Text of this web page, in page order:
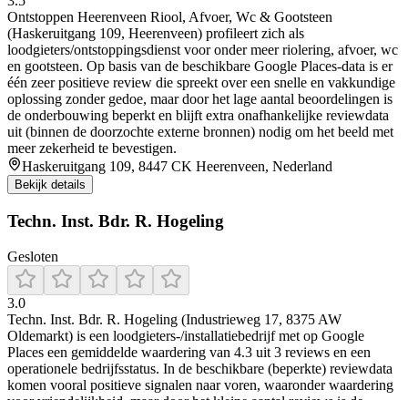
Ontstoppen Heerenveen Riool, Afvoer, Wc & Gootsteen
(Haskeruitgang 109, Heerenveen) profileert zich als
loodgieters/ontstoppingsdienst voor onder meer riolering, afvoer, wc
en gootsteen. Op basis van de beschikbare Google Places-data is er
één zeer positieve review die spreekt over een snelle en vakkundige
oplossing zonder gedoe, maar door het lage aantal beoordelingen is
de onderbouwing beperkt en blijft extra onafhankelijke reviewdata
uit (binnen de doorzochte externe bronnen) nodig om het beeld met
meer zekerheid te bevestigen.
Haskeruitgang 109, 8447 CK Heerenveen, Nederland
Bekijk details
Techn. Inst. Bdr. R. Hogeling
Gesloten
3.0
Techn. Inst. Bdr. R. Hogeling (Industrieweg 17, 8375 AW
Oldemarkt) is een loodgieters-/installatiebedrijf met op Google
Places een gemiddelde waardering van 4.3 uit 3 reviews en een
operationele bedrijfsstatus. In de beschikbare (beperkte) reviewdata
komen vooral positieve signalen naar voren, waaronder waardering